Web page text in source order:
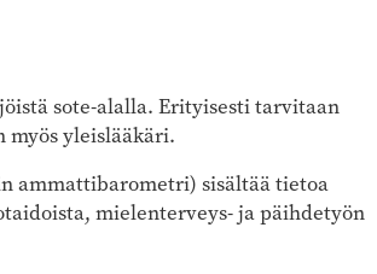
sote-alalla. Erityisesti tarvitaan
myös yleislääkäri.
ammattibarometri) sisältää tietoa
mielenterveys- ja päihdetyön